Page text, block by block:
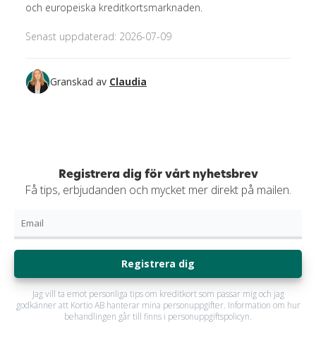
och europeiska kreditkortsmarknaden.
Senast uppdaterad: 2026-07-09
Granskad av Claudia
Registrera dig för vårt nyhetsbrev
Få tips, erbjudanden och mycket mer direkt på mailen.
Registrera dig
Jag vill ta emot personliga tips om kreditkort som passar mig och jag
godkänner att Kortio AB hanterar mina personuppgifter. Information om hur
behandlingen går till finns i personuppgiftspolicyn.